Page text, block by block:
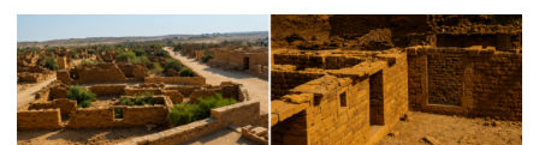
ऐतिहासिक
स्पेसवॉक:
6.5
घंटे
अंतरिक्ष